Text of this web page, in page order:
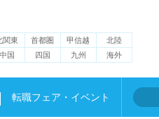
関東 首都圏 甲信越
北陸
中国 四国 九州 海外
転職フェア・イベント